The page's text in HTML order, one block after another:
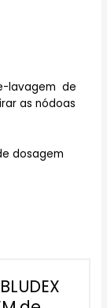
lavagem de
as nódoas
dosagem